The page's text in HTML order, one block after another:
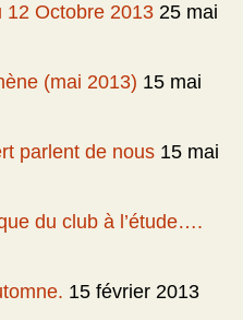
12 Octobre 2013 25 mai
(mai 2013) 15 mai
parlent de nous 15 mai
du club à l’étude….
15 février 2013